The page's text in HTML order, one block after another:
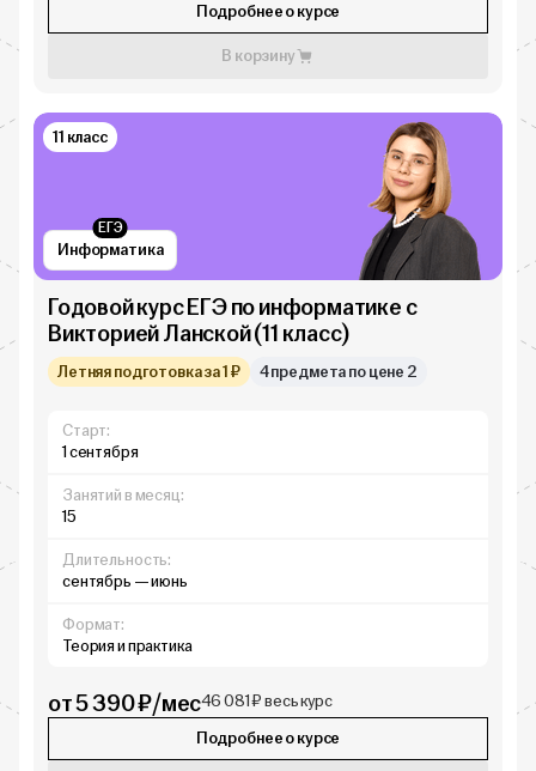
Подробнее о курсе
В корзину
Информатика
ЕГЭ
11 класс
Годовой курс ЕГЭ по информатике с
Викторией Ланской (11 класс)
Летняя подготовка за 1 ₽ 4 предмета по цене 2
Старт:
1 сентября
Занятий в месяц:
15
Длительность:
сентябрь — июнь
Формат:
Теория и практика
от 5 390 ₽/мес46 081 ₽ весь курс
Подробнее о курсе